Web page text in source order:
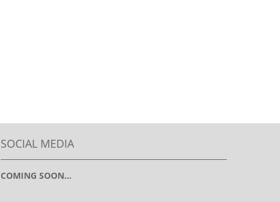
SOCIAL MEDIA
COMING SOON...